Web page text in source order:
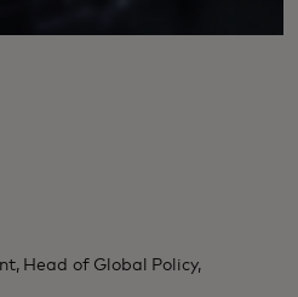
Head of Global Policy,